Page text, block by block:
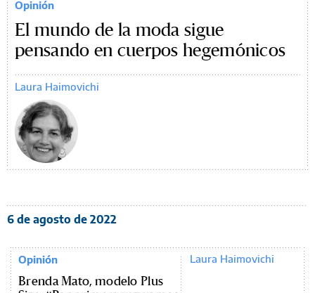
Opinión
El mundo de la moda sigue
pensando en cuerpos hegemónicos
Laura Haimovichi
6 de agosto de 2022
Opinión
Brenda Mato, modelo Plus
Laura Haimovichi